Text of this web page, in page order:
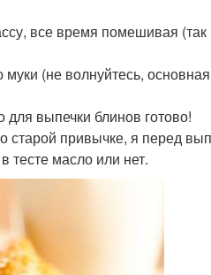
все время помешивая
(не волнуйтесь,
выпечки блинов готово!
старой привычке, я перед
тесте масло или нет.